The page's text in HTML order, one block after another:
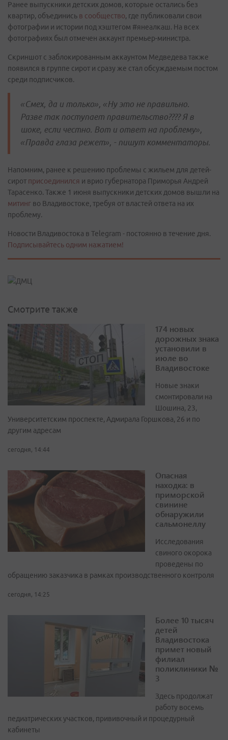
Ранее выпускники детских домов, которые остались без
квартир, объединись в сообщество, где публиковали свои
фотографии и истории под хэштегом #янеалкаш. На всех
фотографиях был отмечен аккаунт премьер-министра.
Скриншот с заблокированным аккаунтом Медведева также
появился в группе сирот и сразу же стал обсуждаемым постом
среди подписчиков.
«Смех, да и только», «Ну это не правильно.
Разве так поступает правительство???? Я в
шоке, если честно. Вот и ответ на проблему»,
«Правда глаза режет», - пишут комментаторы.
Напомним, ранее к решению проблемы с жильем для детей-
сирот присоединился и врио губернатора Приморья Андрей
Тарасенко. Также 1 июня выпускники детских домов вышли на
митинг во Владивостоке, требуя от властей ответа на их
проблему.
Новости Владивостока в Telegram - постоянно в течение дня.
Подписывайтесь одним нажатием!
Смотрите также
174 новых
дорожных знака
установили в
июле во
Владивостоке
Новые знаки
смонтировали на
Шошина, 23,
Университетским проспекте, Адмирала Горшкова, 26 и по
другим адресам
сегодня, 14:44
Опасная
находка: в
приморской
свинине
обнаружили
сальмонеллу
Исследования
свиного окорока
проведены по
обращению заказчика в рамках производственного контроля
сегодня, 14:25
Более 10 тысяч
детей
Владивостока
примет новый
филиал
поликлиники №
3
Здесь продолжат
работу восемь
педиатрических участков, прививочный и процедурный
кабинеты